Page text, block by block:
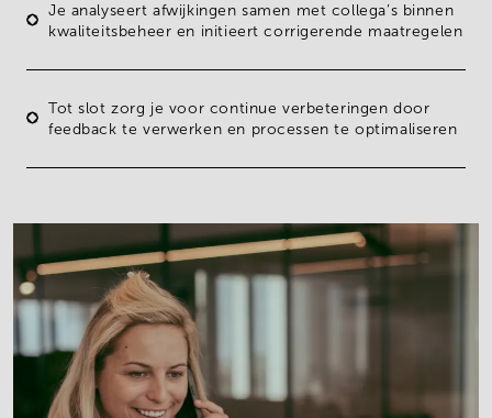
Je analyseert afwijkingen samen met collega’s binnen
kwaliteitsbeheer en initieert corrigerende maatregelen
Tot slot zorg je voor continue verbeteringen door
feedback te verwerken en processen te optimaliseren